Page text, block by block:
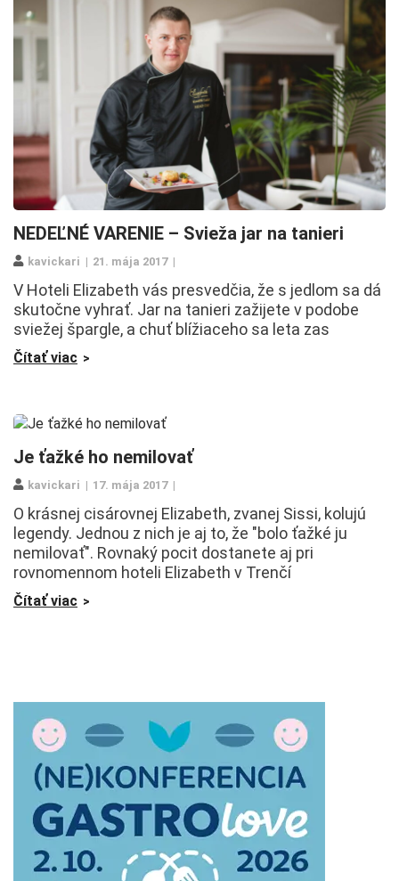
NEDEĽNÉ VARENIE – Svieža jar na tanieri
kavickari 21. mája 2017
V Hoteli Elizabeth vás presvedčia, že s jedlom sa dá
skutočne vyhrať. Jar na tanieri zažijete v podobe
sviežej špargle, a chuť blížiaceho sa leta zas
Čítať viac
Je ťažké ho nemilovať
kavickari 17. mája 2017
O krásnej cisárovnej Elizabeth, zvanej Sissi, kolujú
legendy. Jednou z nich je aj to, že "bolo ťažké ju
nemilovať". Rovnaký pocit dostanete aj pri
rovnomennom hoteli Elizabeth v Trenčí
Čítať viac